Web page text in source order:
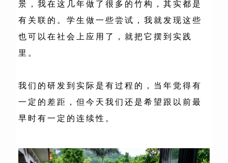
景，我在这几年做了很多的竹构，其实都是
有关联的。学生做一些尝试，我就发现这些
也可以在社会上应用了，就把它摆到实践
里。
我们的研发到实际是有过程的，当年觉得有
一定的差距，但今天我们还是希望跟以前最
早时有一定的连续性。